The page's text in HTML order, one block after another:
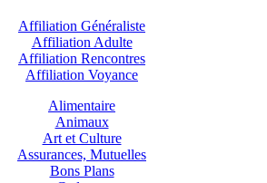
Affiliation Généraliste
Affiliation Adulte
Affiliation Rencontres
Affiliation Voyance
Alimentaire
Animaux
Art et Culture
Assurances, Mutuelles
Bons Plans